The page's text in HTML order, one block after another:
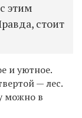
этим
стоит
и уютное.
— лес.
можно в